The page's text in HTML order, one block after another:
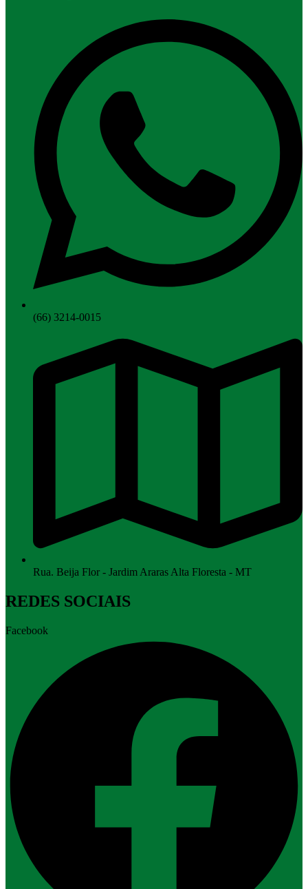
(66) 3214-0015
Rua. Beija Flor - Jardim Araras Alta Floresta - MT
REDES SOCIAIS
Facebook